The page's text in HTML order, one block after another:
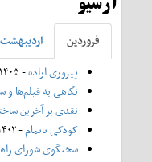
آرشیو
فروردين ارديبهشت
پیروزی اراده- ۱۴۰۵
نگاهی به فیلم‌ها و
نقدی بر آخرین
کودکی ناتمام- ۱۴۰۲
سخنگوی شورای